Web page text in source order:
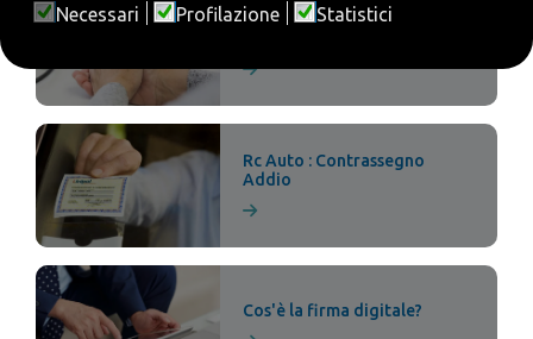
La buona stella: La sanità
Rc Auto : Contrassegno
Addio
Cos'è la firma digitale?